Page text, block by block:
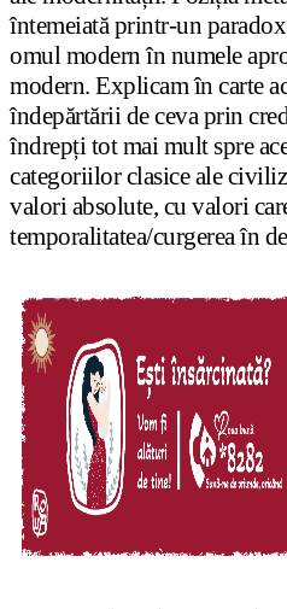
întemeiată printr-un
omul modern în numele
modern. Explicam în carte
îndepărtării de ceva prin
îndrepți tot mai mult spre
categoriilor clasice ale
valori absolute, cu valori
temporalitatea/curgerea în